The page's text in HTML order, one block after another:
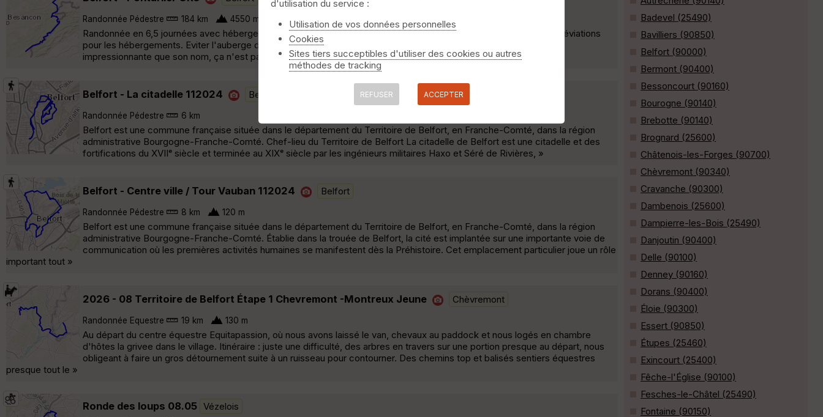
Randonnée Pédestre 184 km 4550 m
Randonnée en 6,5 journées avec hébergement en Hôtel, chambre d'hôte ou auberge. Suit le GR5 avec quelques déviations
pour les hébergements. Eviter l'auberge de la Rasse dans l'état actuel des choses. L'échelle de la mort est moins
impressionnante que son nom, ça n'est pas une échelle mais un escalier avec des rampes. »
Belfort - La citadelle 112024 Belfort
Randonnée Pédestre 6 km
Belfort est une commune française située dans le département du Territoire de Belfort, en Franche-Comté, dans la région
administrative Bourgogne-Franche-Comté. Chef-lieu du Territoire de Belfort La citadelle de Belfort est une citadelle et des
fortifications du XVIIᵉ siècle et terminée au XIXᵉ siècle par les ingénieurs militaires Haxo et Séré de Rivières, »
Belfort - Centre ville / Tour Vauban 112024 Belfort
Randonnée Pédestre 8 km 120 m
Belfort est une commune française située dans le département du Territoire de Belfort, en Franche-Comté, dans la région
administrative Bourgogne-Franche-Comté. Établie dans la trouée de Belfort, la cité est implantée sur une importante voie de
communication où les premières activités humaines se manifestent dès la Préhistoire. Cet emplacement particulier joue un rôle
important tout »
2026 - 08 Territoire de Belfort Étape 1 Chevremont -Montreux Jeune Chèvremont
Randonnée Equestre 19 km 130 m
Au départ du centre équestre Equitapassion, où nous avons laissé le van, chevaux au paddock et nous logés en chambre
d'hôtes la grivee dans le village. Itinéraire : juste une difficulté, des arbres en travers sur une portion presque au départ, nous
obligeant à faire un gros détournement suite à un ruisseau pour contourner. Des chemins top et balisés sentiers équestres
presque tout le »
Ronde des loups 08.05 Vézelois
Badevel (25490)
Bavilliers (90850)
Belfort (90000)
Bermont (90400)
Bessoncourt (90160)
Bourogne (90140)
Brebotte (90140)
Brognard (25600)
Châtenois-les-Forges (90700)
Chèvremont (90340)
Cravanche (90300)
Dambenois (25600)
Dampierre-les-Bois (25490)
Danjoutin (90400)
Delle (90100)
Denney (90160)
Dorans (90400)
Éloie (90300)
Essert (90850)
Étupes (25460)
Exincourt (25400)
Fêche-l'Église (90100)
Fesches-le-Châtel (25490)
Fontaine (90150)
d'utilisation du service :
Utilisation de vos données personnelles
Cookies
Sites tiers succeptibles d'utiliser des cookies ou autres
méthodes de tracking
REFUSER ACCEPTER